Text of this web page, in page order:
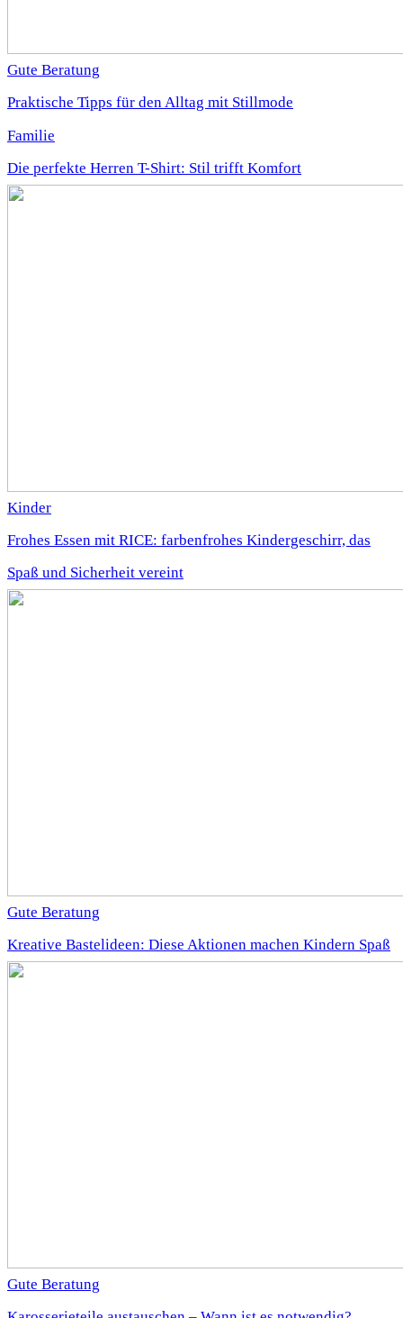
Gute Beratung
Praktische Tipps für den Alltag mit Stillmode
Familie
Die perfekte Herren T-Shirt: Stil trifft Komfort
Kinder
Frohes Essen mit RICE: farbenfrohes Kindergeschirr, das
Spaß und Sicherheit vereint
Gute Beratung
Kreative Bastelideen: Diese Aktionen machen Kindern Spaß
Gute Beratung